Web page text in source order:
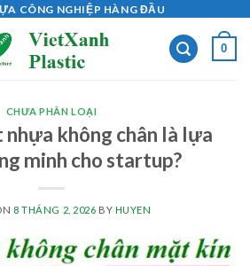
CÔNG NGHIỆP HÀNG ĐẦU
0
CHƯA PHÂN LOẠI
không chân là lựa
minh cho startup?
8 THÁNG 2, 2026 BY HUYEN